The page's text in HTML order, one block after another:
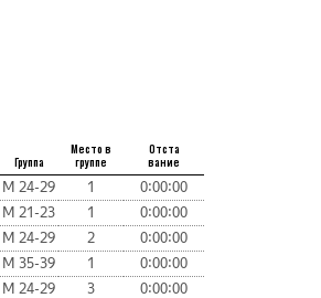
Группа
Место в
группе
Отста
вание
М 24-29 1
0:00:00
М 21-23 1
0:00:00
М 24-29 2
0:00:00
М 35-39 1
0:00:00
М 24-29 3
0:00:00